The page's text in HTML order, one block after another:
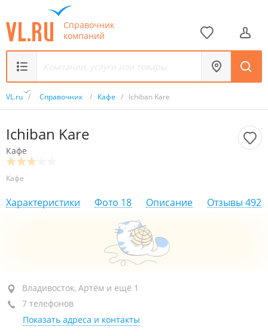
Справочник
компаний
VL.ru / Справочник / Кафе / Ichiban Kare
Ichiban Kare
Кафе
Кафе
Характеристики Фото 18 Описание Отзывы 492
район "Седанка", ул. Полетаева, 6Д
ТРК "Седанка Сити", фуд-корт
+7 914 328-03-57администратор-кассир
Владивосток, Артём и ещё 1
7 телефонов
Показать адреса и контакты